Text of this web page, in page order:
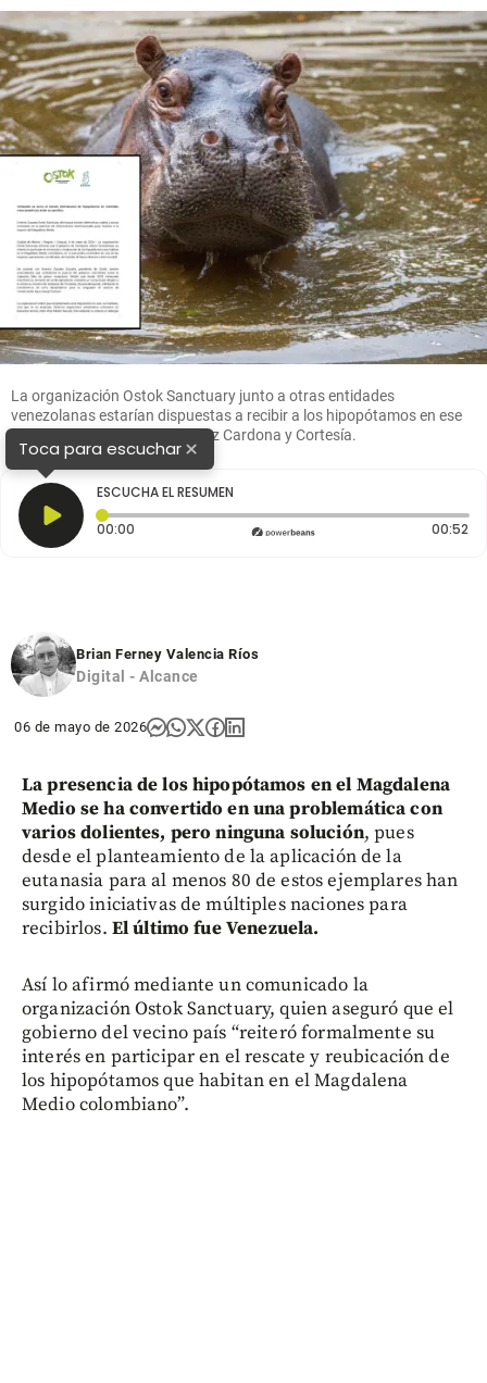
La organización Ostok Sanctuary junto a otras entidades
venezolanas estarían dispuestas a recibir a los hipopótamos en ese
país. Fotos: Esneyder Gutiérrez Cardona y Cortesía.
Toca para escuchar×
ESCUCHA EL RESUMEN
00:00 Tiempo transcurrido: 0 segundos 00:52
Brian Ferney Valencia Ríos
Digital - Alcance
06 de mayo de 2026
La presencia de los hipopótamos en el Magdalena
Medio se ha convertido en una problemática con
varios dolientes, pero ninguna solución, pues
desde el planteamiento de la aplicación de la
eutanasia para al menos 80 de estos ejemplares han
surgido iniciativas de múltiples naciones para
recibirlos. El último fue Venezuela.
Así lo afirmó mediante un comunicado la
organización Ostok Sanctuary, quien aseguró que el
gobierno del vecino país “reiteró formalmente su
interés en participar en el rescate y reubicación de
los hipopótamos que habitan en el Magdalena
Medio colombiano”.